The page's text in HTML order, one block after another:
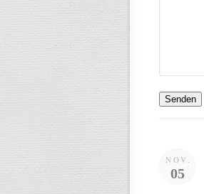
Senden
NOV.
05